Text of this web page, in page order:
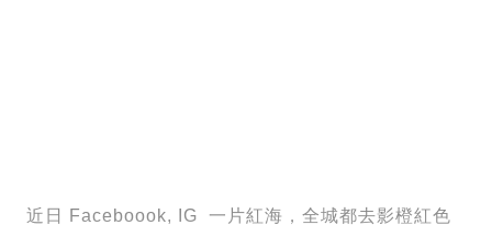
近日 Faceboook, IG 一片紅海，全城都去影橙紅色